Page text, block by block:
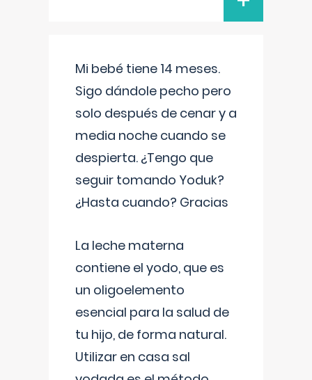
Mi bebé tiene 14 meses.
Sigo dándole pecho pero
solo después de cenar y a
media noche cuando se
despierta. ¿Tengo que
seguir tomando Yoduk?
¿Hasta cuando? Gracias
La leche materna
contiene el yodo, que es
un oligoelemento
esencial para la salud de
tu hijo, de forma natural.
Utilizar en casa sal